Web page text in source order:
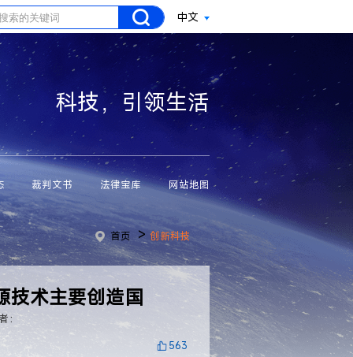
中文
科技，引领生活
裁判文书 法律宝库 网站地图
首页 >创新科技
技术主要创造国
：
563